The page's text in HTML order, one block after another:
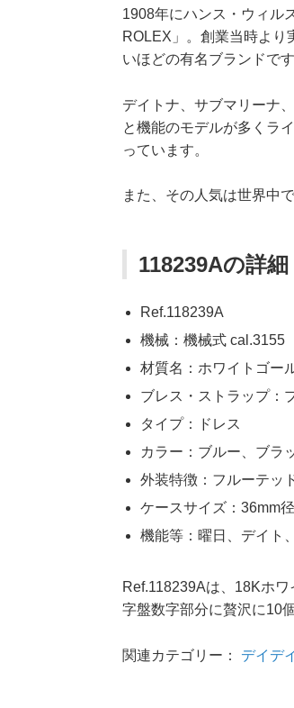
1908年にハンス・ウィル
ROLEX」。創業当時より
いほどの有名ブランドです
デイトナ、サブマリーナ
と機能のモデルが多くラ
っています。
また、その人気は世界中
118239Aの詳細
Ref.118239A
機械：機械式 cal.3155
材質名：ホワイトゴー
ブレス・ストラップ：
タイプ：ドレス
カラー：ブルー、ブラ
外装特徴：フルーテッ
ケースサイズ：36mm
機能等：曜日、デイト
Ref.118239Aは、18Kホ
字盤数字部分に贅沢に10
関連カテゴリー： デイデ